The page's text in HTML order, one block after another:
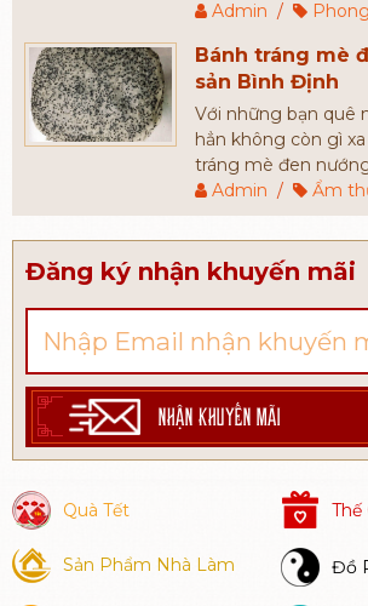
cho người được
sẽ đem đến may
gia chủ.
Admin /
Bánh tráng mè
sản Bình Định
Với những bạn quê
hẳn không còn gì
tráng mè đen
ăn mang nét dân
bánh tráng mè đen
người yêu thích.
khách khi đến với
món bánh này để
thân, bạn bè.
Admin / Ẩm
Đăng ký nhận khuyến mãi
NHẬN KHUYẾN MÃI
Quà Tết Thế
Sản Phẩm Nhà Làm Đồ